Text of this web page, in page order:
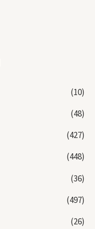
(10)
(48)
(427)
(448)
(36)
(497)
(26)